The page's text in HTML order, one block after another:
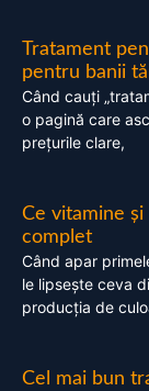
Tratament
pentru banii
Când cauți
o pagină care
prețurile clare,
Ce vitamine
complet
Când apar
le lipsește ceva
producția de
Cel mai bun